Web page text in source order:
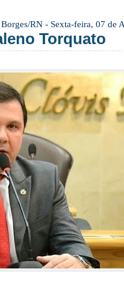
RN - Sexta-feira, 07 de
Torquato